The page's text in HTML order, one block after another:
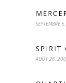
SEPTEMBRE
SPIRIT
AOÛT 26,